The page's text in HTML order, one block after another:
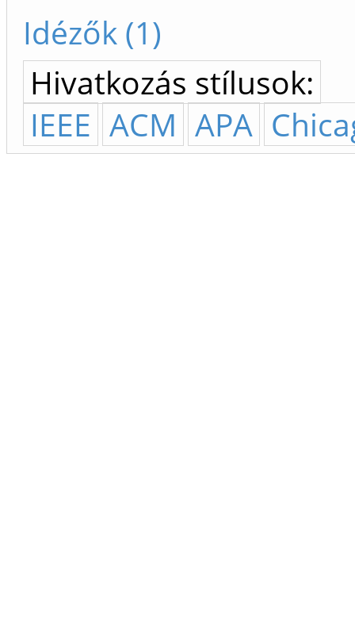
Idézők (1)
Hivatkozás stílusok:
IEEE ACM APA